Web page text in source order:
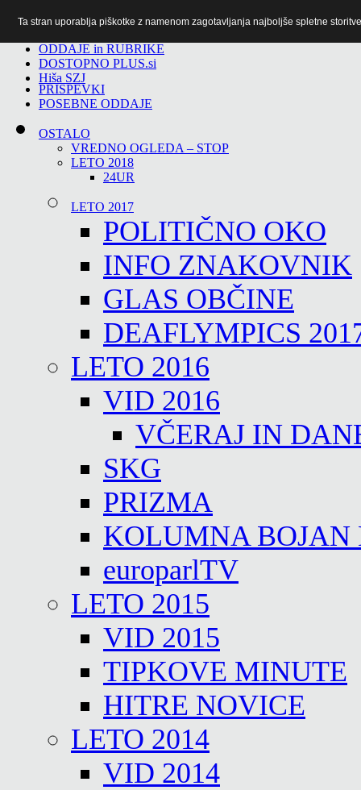
ODDAJE in RUBRIKE
DOSTOPNO PLUS.si
Hiša SZJ
PRISPEVKI
POSEBNE ODDAJE
OSTALO
VREDNO OGLEDA – STOP
LETO 2018
24UR
LETO 2017
POLITIČNO OKO
INFO ZNAKOVNIK
GLAS OBČINE
DEAFLYMPICS
LETO 2016
VID 2016
VČERAJ IN
SKG
PRIZMA
KOLUMNA BOJAN
europarlTV
LETO 2015
VID 2015
TIPKOVE MINUTE
HITRE NOVICE
LETO 2014
VID 2014
Ta stran uporablja piškotke z namenom zagotavljanja najboljše spletne